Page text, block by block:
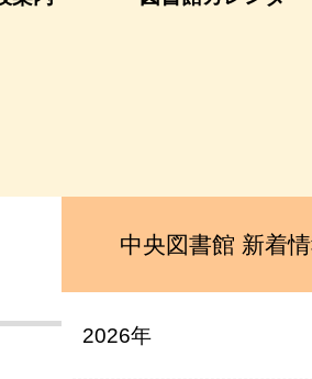
中央図書館 新着
2026年